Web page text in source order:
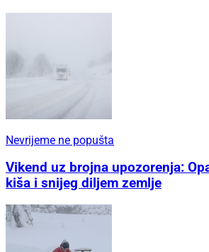
Nevrijeme ne popušta
Vikend uz brojna upozorenja:
kiša i snijeg diljem zemlje